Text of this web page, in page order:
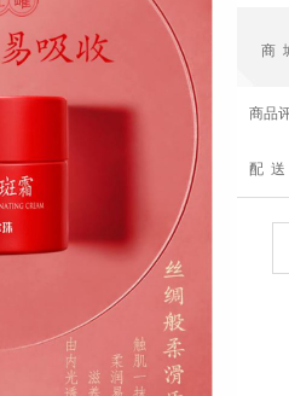
商
商品
配